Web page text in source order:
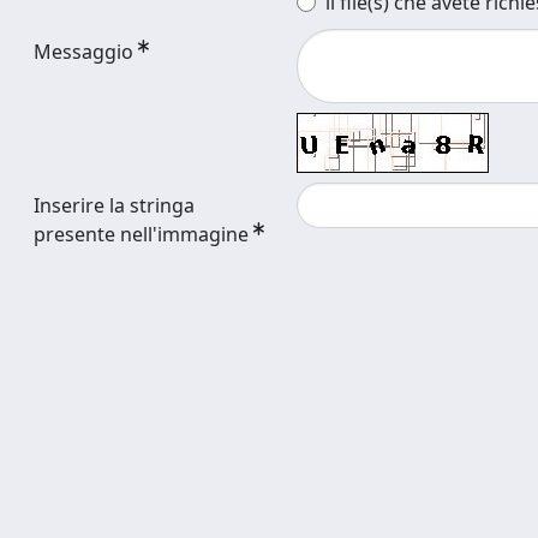
Messaggio
Inserire la stringa
presente nell'immagine